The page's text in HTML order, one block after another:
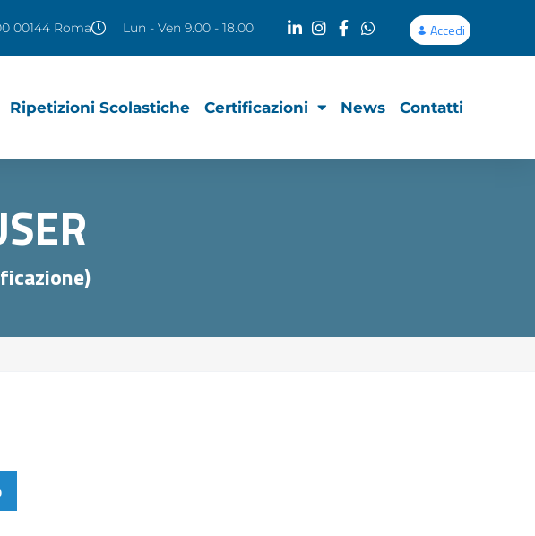
00144 Roma Lun - Ven 9.00 - 18.00 Accedi
Ripetizioni Scolastiche Certificazioni News Contatti